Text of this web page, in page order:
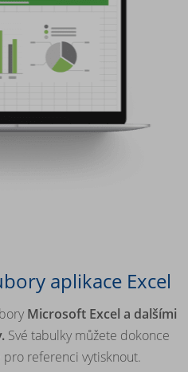
aplikace Excel
Microsoft Excel a dalšími
Své tabulky můžete dokonce
referenci vytisknout.